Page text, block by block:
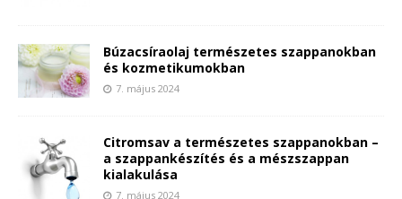
Búzacsíraolaj természetes szappanokban
és kozmetikumokban
7. május 2024
Citromsav a természetes szappanokban –
a szappankészítés és a mészszappan
kialakulása
7. május 2024